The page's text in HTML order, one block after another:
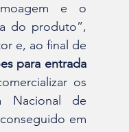
e o
do produto”,
e, ao final de
para entrada
os
Nacional de
em